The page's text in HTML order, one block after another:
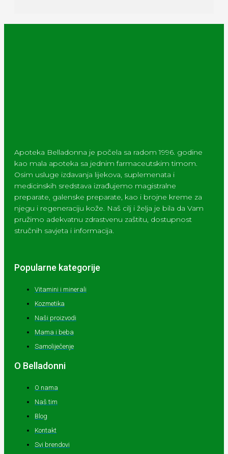
Apoteka Belladonna je počela sa radom 1996. godine
kao mala apoteka sa jednim farmaceutskim timom.
Osim usluge izdavanja lijekova, suplemenata i
medicinskih sredstava izrađujemo magistralne
preparate, galenske preparate, kao i brojne kreme za
njegu i regeneraciju kože. Naš cilj i želja je bila da Vam
pružimo adekvatnu zdrastvenu zaštitu, dostupnost
stručnih savjeta i informacija.
Popularne kategorije
Vitamini i minerali
Kozmetika
Naši proizvodi
Mama i beba
Samoliječenje
O Belladonni
O nama
Naš tim
Blog
Kontakt
Svi brendovi